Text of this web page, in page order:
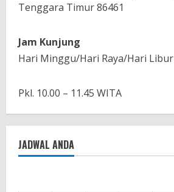
Tenggara Timur 86461
Jam Kunjung
Hari Minggu/Hari Raya/Hari Libur
Pkl. 10.00 – 11.45 WITA
JADWAL ANDA